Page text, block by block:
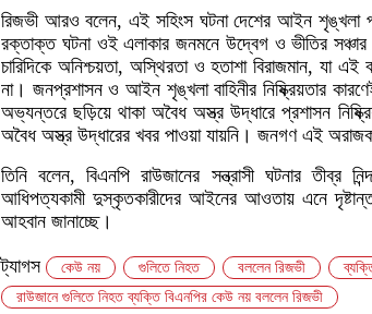
রিজভী আরও বলেন, এই সহিংস ঘটনা দেশের আইন শৃঙ্খলা
রক্তাক্ত ঘটনা ওই এলাকার জনমনে উদ্বেগ ও ভীতির সঞ্চার
চারিদিকে অনিশ্চয়তা, অস্থিরতা ও হতাশা বিরাজমান, যা
না। জনপ্রশাসন ও আইন শৃঙ্খলা বাহিনীর নিষ্ক্রিয়তার
অভ্যন্তরে ছড়িয়ে থাকা অবৈধ অস্ত্র উদ্ধারে প্রশাসন
অবৈধ অস্ত্র উদ্ধারের খবর পাওয়া যায়নি। জনগণ এই
তিনি বলেন, বিএনপি রাউজানের সন্ত্রাসী ঘটনার তীব্র
আধিপত্যকামী দুস্কৃতকারীদের আইনের আওতায় এনে
আহবান জানাচ্ছে।
ট্যাগস কেউ নয় গুলিতে নিহত বললেন রিজভী
রাউজানে গুলিতে নিহত ব্যক্তি বিএনপির কেউ নয় বললেন রিজভী